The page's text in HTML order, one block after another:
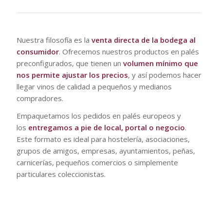
Nuestra filosofía es la venta directa de la bodega al
consumidor. Ofrecemos nuestros productos en palés
preconfigurados, que tienen un volumen mínimo que
nos permite ajustar los precios, y así podemos hacer
llegar vinos de calidad a pequeños y medianos
compradores.
Empaquetamos los pedidos en palés europeos y
los entregamos a pie de local, portal o negocio.
Este formato es ideal para hostelería, asociaciones,
grupos de amigos, empresas, ayuntamientos, peñas,
carnicerías, pequeños comercios o simplemente
particulares coleccionistas.